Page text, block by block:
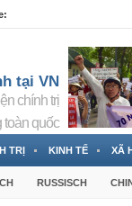
tại VN
chính trị
toàn quốc
TRỊ KINH TẾ XÃ
RUSSISCH